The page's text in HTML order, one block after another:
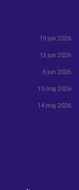
19 jun 2026
13 jun 2026
6 jun 2026
15 maj 2026
14 maj 2026